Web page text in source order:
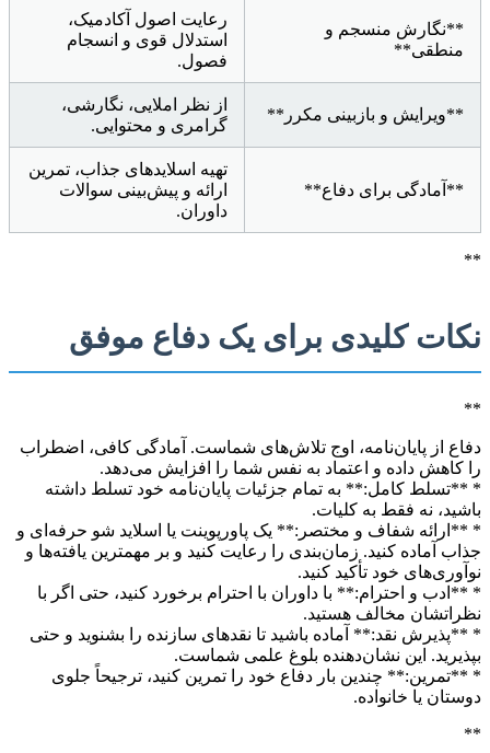
**نگارش منسجم و
منطقی**
رعایت اصول آکادمیک،
استدلال قوی و انسجام
فصول.
**ویرایش و بازبینی مکرر**
از نظر املایی، نگارشی،
گرامری و محتوایی.
**آمادگی برای دفاع**
تهیه اسلایدهای جذاب، تمرین
ارائه و پیش‌بینی سوالات
داوران.
**
نکات کلیدی برای یک دفاع موفق
**
دفاع از پایان‌نامه، اوج تلاش‌های شماست. آمادگی کافی، اضطراب
را کاهش داده و اعتماد به نفس شما را افزایش می‌دهد.
* **تسلط کامل:** به تمام جزئیات پایان‌نامه خود تسلط داشته
باشید، نه فقط به کلیات.
* **ارائه شفاف و مختصر:** یک پاورپوینت یا اسلاید شو حرفه‌ای و
جذاب آماده کنید. زمان‌بندی را رعایت کنید و بر مهمترین یافته‌ها و
نوآوری‌های خود تأکید کنید.
* **ادب و احترام:** با داوران با احترام برخورد کنید، حتی اگر با
نظراتشان مخالف هستید.
* **پذیرش نقد:** آماده باشید تا نقدهای سازنده را بشنوید و حتی
بپذیرید. این نشان‌دهنده بلوغ علمی شماست.
* **تمرین:** چندین بار دفاع خود را تمرین کنید، ترجیحاً جلوی
دوستان یا خانواده.
**